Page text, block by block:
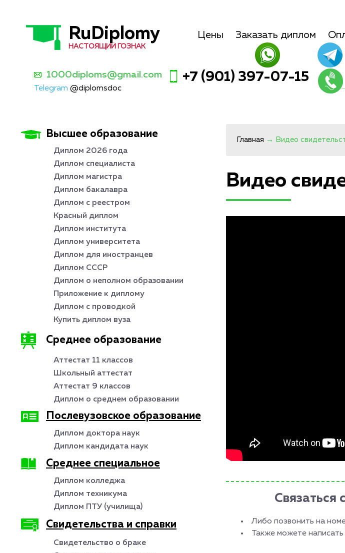
RuDiplomy
НАСТОЯЩИЙ ГОЗНАК
Цены Заказать диплом
1000diploms@gmail.com
Telegram @diplomsdoc
+7 (901) 397-07-15
Главная → Видео
Видео
Связаться
Либо позвонить на
Также можете
Высшее образование
Диплом 2026 года
Диплом специалиста
Диплом магистра
Диплом бакалавра
Диплом с реестром
Красный диплом
Диплом института
Диплом университета
Диплом для иностранцев
Диплом СССР
Диплом о неполном образовании
Приложение к диплому
Диплом с проводкой
Купить диплом вуза
Среднее образование
Аттестат 11 классов
Школьный аттестат
Аттестат 9 классов
Диплом о среднем образовании
Послевузовское образование
Диплом доктора наук
Диплом кандидата наук
Среднее специальное
Диплом колледжа
Диплом техникума
Диплом ПТУ (училища)
Свидетельства и справки
Свидетельство о браке